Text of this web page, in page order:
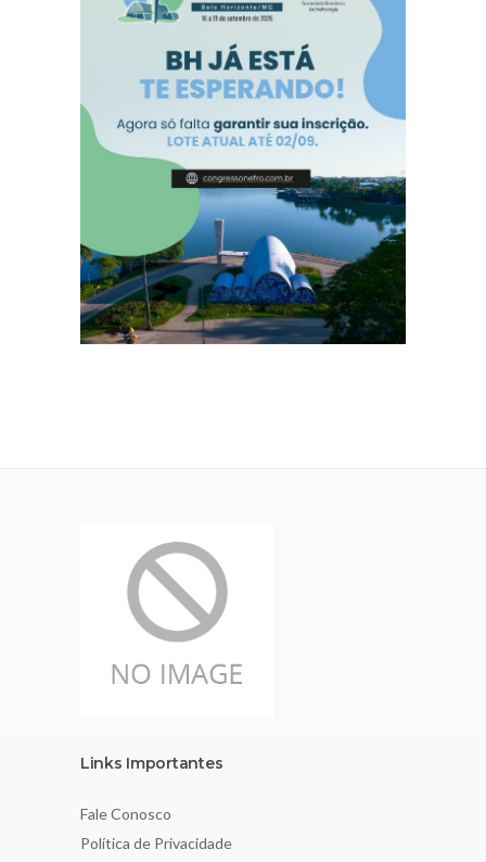
Links Importantes
Fale Conosco
Política de Privacidade